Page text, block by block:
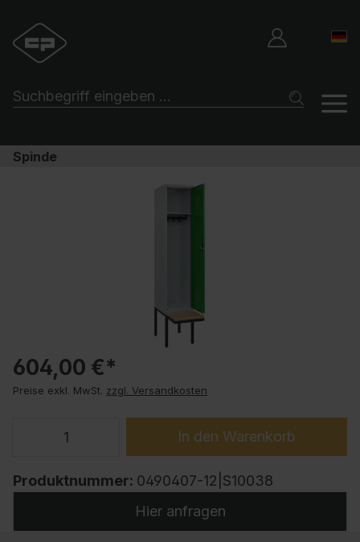
Spinde
604,00 €*
Preise exkl. MwSt. zzgl. Versandkosten
In den Warenkorb
Produktnummer: 0490407-12|S10038
Hier anfragen